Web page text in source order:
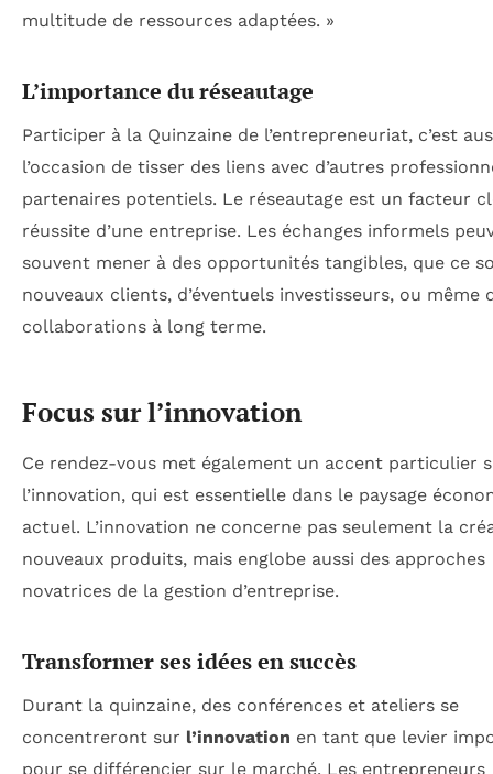
multitude de ressources adaptées. »
L’importance du réseautage
Participer à la Quinzaine de l’entrepreneuriat, c’est
l’occasion de tisser des liens avec d’autres
partenaires potentiels. Le réseautage est un facteur
réussite d’une entreprise. Les échanges informels
souvent mener à des opportunités tangibles, que ce
nouveaux clients, d’éventuels investisseurs, ou même
collaborations à long terme.
Focus sur l’innovation
Ce rendez-vous met également un accent particulier
l’innovation, qui est essentielle dans le paysage
actuel. L’innovation ne concerne pas seulement la
nouveaux produits, mais englobe aussi des approches
novatrices de la gestion d’entreprise.
Transformer ses idées en succès
Durant la quinzaine, des conférences et ateliers se
concentreront sur l’innovation en tant que levier
pour se différencier sur le marché. Les entrepreneurs